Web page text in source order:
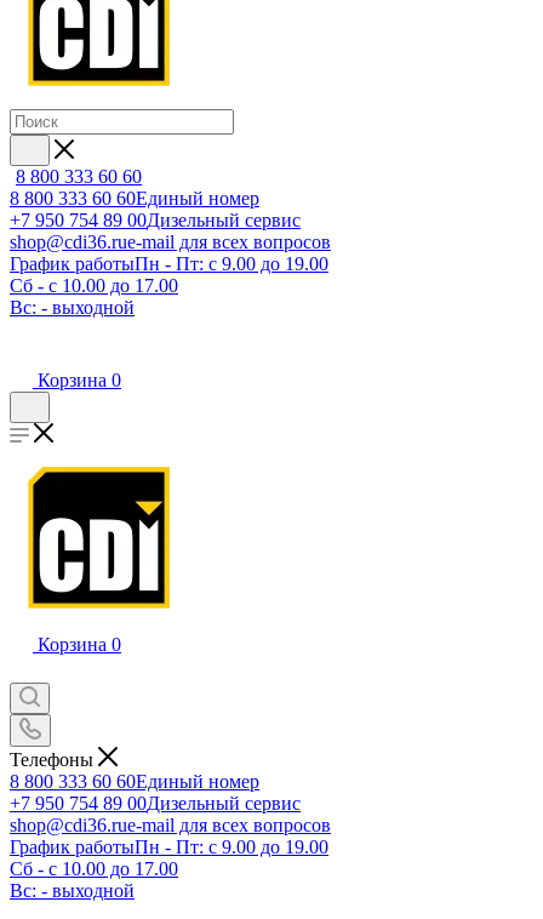
8 800 333 60 60
8 800 333 60 60Единый номер
+7 950 754 89 00Дизельный сервис
shop@cdi36.rue-mail для всех вопросов
График работыПн - Пт: с 9.00 до 19.00
Сб - с 10.00 до 17.00
Вс: - выходной
Корзина 0
Корзина 0
Телефоны
8 800 333 60 60Единый номер
+7 950 754 89 00Дизельный сервис
shop@cdi36.rue-mail для всех вопросов
График работыПн - Пт: с 9.00 до 19.00
Сб - с 10.00 до 17.00
Вс: - выходной